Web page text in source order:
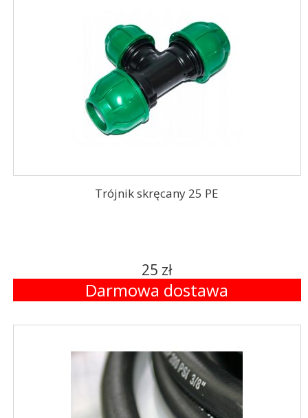
Trójnik skręcany 25 PE
25 zł
Darmowa dostawa